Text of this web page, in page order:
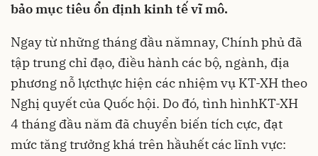
bảo mục tiêu ổn định kinh tế vĩ mô.
Ngay từ những tháng đầu nămnay, Chính phủ đã
tập trung chỉ đạo, điều hành các bộ, ngành, địa
phương nỗ lựcthực hiện các nhiệm vụ KT-XH theo
Nghị quyết của Quốc hội. Do đó, tình hìnhKT-XH
4 tháng đầu năm đã chuyển biến tích cực, đạt
mức tăng trưởng khá trên hầuhết các lĩnh vực: